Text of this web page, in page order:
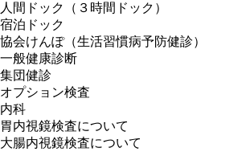
人間ドック（３時間ドック）
宿泊ドック
協会けんぽ（生活習慣病予防健診）
一般健康診断
集団健診
オプション検査
内科
胃内視鏡検査について
大腸内視鏡検査について